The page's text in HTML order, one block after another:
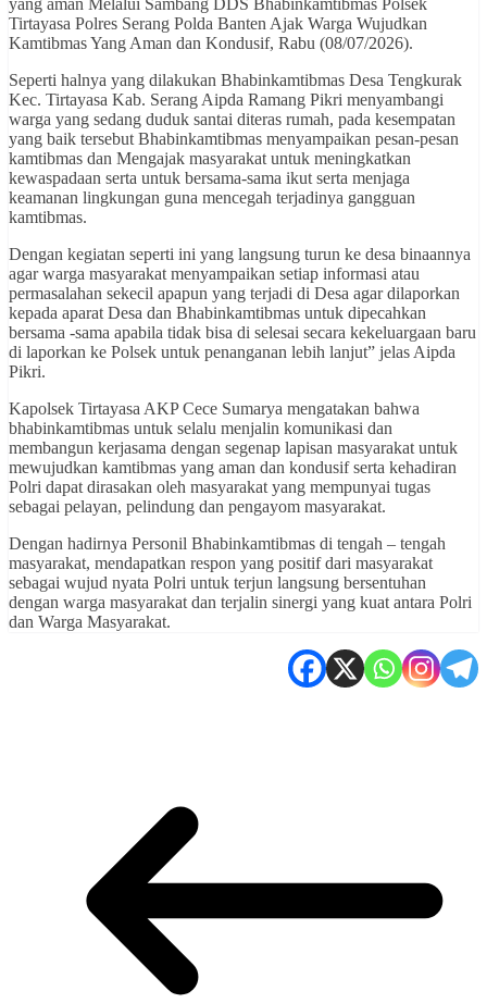
yang aman Melalui Sambang DDS Bhabinkamtibmas Polsek
Tirtayasa Polres Serang Polda Banten Ajak Warga Wujudkan
Kamtibmas Yang Aman dan Kondusif, Rabu (08/07/2026).
Seperti halnya yang dilakukan Bhabinkamtibmas Desa Tengkurak
Kec. Tirtayasa Kab. Serang Aipda Ramang Pikri menyambangi
warga yang sedang duduk santai diteras rumah, pada kesempatan
yang baik tersebut Bhabinkamtibmas menyampaikan pesan-pesan
kamtibmas dan Mengajak masyarakat untuk meningkatkan
kewaspadaan serta untuk bersama-sama ikut serta menjaga
keamanan lingkungan guna mencegah terjadinya gangguan
kamtibmas.
Dengan kegiatan seperti ini yang langsung turun ke desa binaannya
agar warga masyarakat menyampaikan setiap informasi atau
permasalahan sekecil apapun yang terjadi di Desa agar dilaporkan
kepada aparat Desa dan Bhabinkamtibmas untuk dipecahkan
bersama -sama apabila tidak bisa di selesai secara kekeluargaan baru
di laporkan ke Polsek untuk penanganan lebih lanjut” jelas Aipda
Pikri.
Kapolsek Tirtayasa AKP Cece Sumarya mengatakan bahwa
bhabinkamtibmas untuk selalu menjalin komunikasi dan
membangun kerjasama dengan segenap lapisan masyarakat untuk
mewujudkan kamtibmas yang aman dan kondusif serta kehadiran
Polri dapat dirasakan oleh masyarakat yang mempunyai tugas
sebagai pelayan, pelindung dan pengayom masyarakat.
Dengan hadirnya Personil Bhabinkamtibmas di tengah – tengah
masyarakat, mendapatkan respon yang positif dari masyarakat
sebagai wujud nyata Polri untuk terjun langsung bersentuhan
dengan warga masyarakat dan terjalin sinergi yang kuat antara Polri
dan Warga Masyarakat.